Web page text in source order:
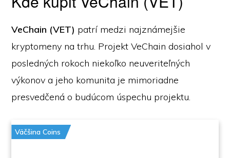
VeChain (VET) patrí medzi najznámejšie
kryptomeny na trhu. Projekt VeChain dosiahol v
posledných rokoch niekoľko neuveriteľných
výkonov a jeho komunita je mimoriadne
presvedčená o budúcom úspechu projektu.
Väčšina Coins